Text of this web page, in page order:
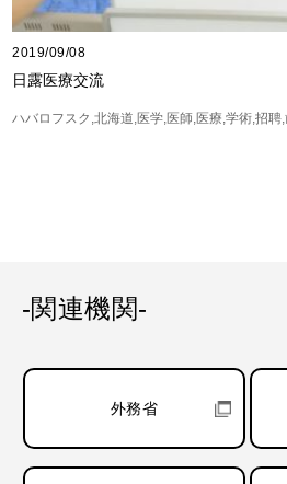
2019/09/08
日露医療交流
ハバロフスク 北海道 医学 医師 医療 学術 招聘
-関連機関-
外務省